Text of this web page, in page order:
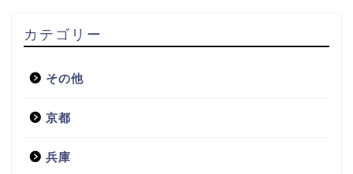
カテゴリー
その他
京都
兵庫